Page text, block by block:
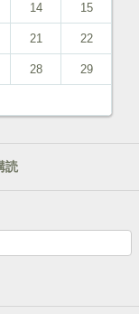
14 15
21 22
28 29
読